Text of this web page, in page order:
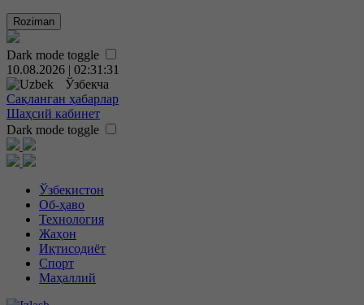
Roziman
Dark mode toggle
10.08.2026 | 02:31:32
Ўзбекча
Сақланган ҳабарлар
Шаҳсий кабинет
Dark mode toggle
Ўзбекистон
Об-ҳаво
Технология
Жаҳон
Иқтисодиёт
Спорт
Маҳаллий